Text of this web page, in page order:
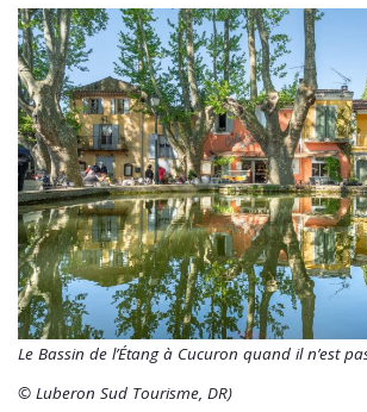
Le Bassin de l’Étang à Cucuron quand il n’est
© Luberon Sud Tourisme, DR)